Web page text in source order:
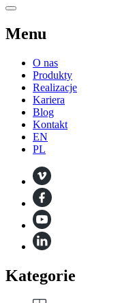
Menu
O nas
Produkty
Realizacje
Kariera
Blog
Kontakt
EN
PL
Kategorie